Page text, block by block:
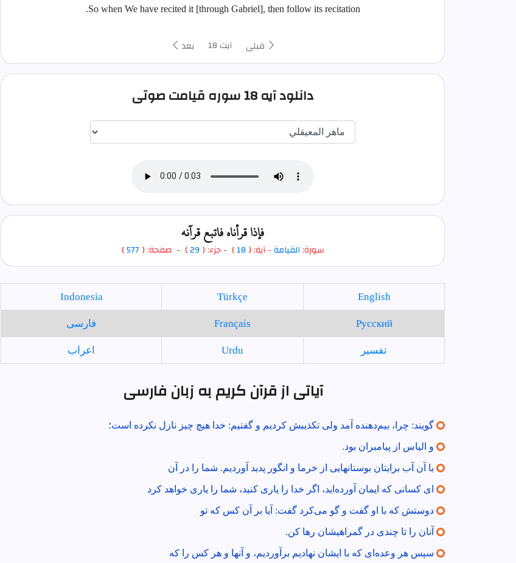
So when We have recited it [through Gabriel], then follow its recitation.
قبلی آیت 18 بعد
دانلود آيه 18 سوره قيامت صوتی
فإذا قرأناه فاتبع قرآنه
سورة:القيامة- آية: ( 18
) - جزء: (29) - صفحة: ( 577
)
English
Türkçe
Indonesia
Русский
Français فارسی
تفسير Urdu اعراب
آیاتی از قرآن کریم به زبان فارسی
گويند: چرا، بيم‌دهنده آمد ولى تكذيبش كرديم و گفتيم: خدا هيچ چيز نازل نكرده است؛
و الياس از پيامبران بود.
با آن آب برايتان بوستانهايى از خرما و انگور پديد آورديم. شما را در آن
اى كسانى كه ايمان آورده‌ايد، اگر خدا را يارى كنيد، شما را يارى خواهد كرد
دوستش كه با او گفت و گو مى‌كرد گفت: آيا بر آن كس كه تو
آنان را تا چندى در گمراهيشان رها كن.
سپس هر وعده‌اى كه با ايشان نهاديم برآورديم، و آنها و هر كس را كه